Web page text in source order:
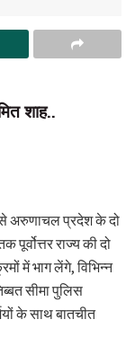
शाह..
से अरुणाचल प्रदेश के दो
राज्य की दो
में भाग लेंगे, विभिन्न
सीमा पुलिस
के साथ बातचीत